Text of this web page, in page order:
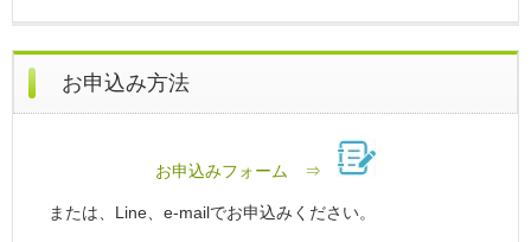
お申込み方法
お申込みフォーム ⇒
または、Line、e-mailでお申込みください。